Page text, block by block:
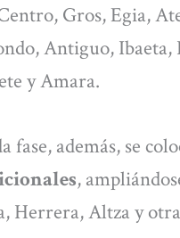
Gros, Egia,
Antiguo, Ibaeta,
y Amara.
fase, además, se
,
Herrera, Altza y